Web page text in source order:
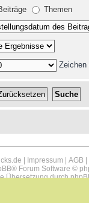
Themen
Zeichen
| Impressum AGB|
® Forum Software ©
Übersetzung durch